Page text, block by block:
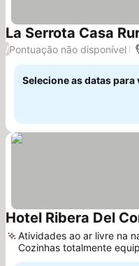
La Serrota Casa
/Pontuação não disponível
Selecione as datas
Hotel Ribera Del
Atividades ao ar livre na
Cozinhas totalmente
quartos